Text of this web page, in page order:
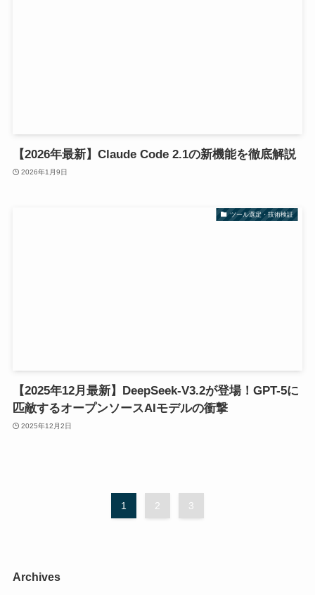
【2026年最新】Claude Code 2.1の新機能を徹底解説
2026年1月9日
ツール選定・技術検証
【2025年12月最新】DeepSeek-V3.2が登場！GPT-5に
匹敵するオープンソースAIモデルの衝撃
2025年12月2日
1 2 3
Archives